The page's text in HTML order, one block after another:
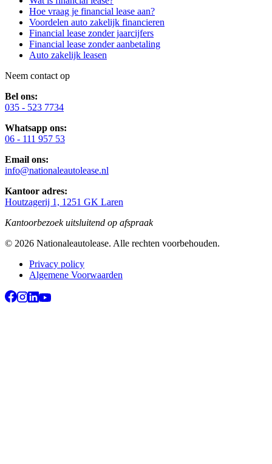
Hoe vraag je financial lease aan?
Voordelen auto zakelijk financieren
Financial lease zonder jaarcijfers
Financial lease zonder aanbetaling
Auto zakelijk leasen
Neem contact op
Bel ons:
035 - 523 7734
Whatsapp ons:
06 - 111 957 53
Email ons:
info@nationaleautolease.nl
Kantoor adres:
Houtzagerij 1, 1251 GK Laren
Kantoorbezoek uitsluitend op afspraak
© 2026 Nationaleautolease. Alle rechten voorbehouden.
Privacy policy
Algemene Voorwaarden